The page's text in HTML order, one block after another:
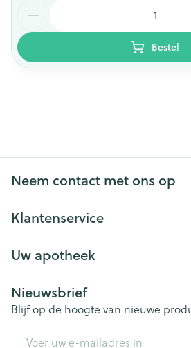
Bestel
Neem contact met ons op
Klantenservice
Uw apotheek
Nieuwsbrief
Blijf op de hoogte van nieuwe